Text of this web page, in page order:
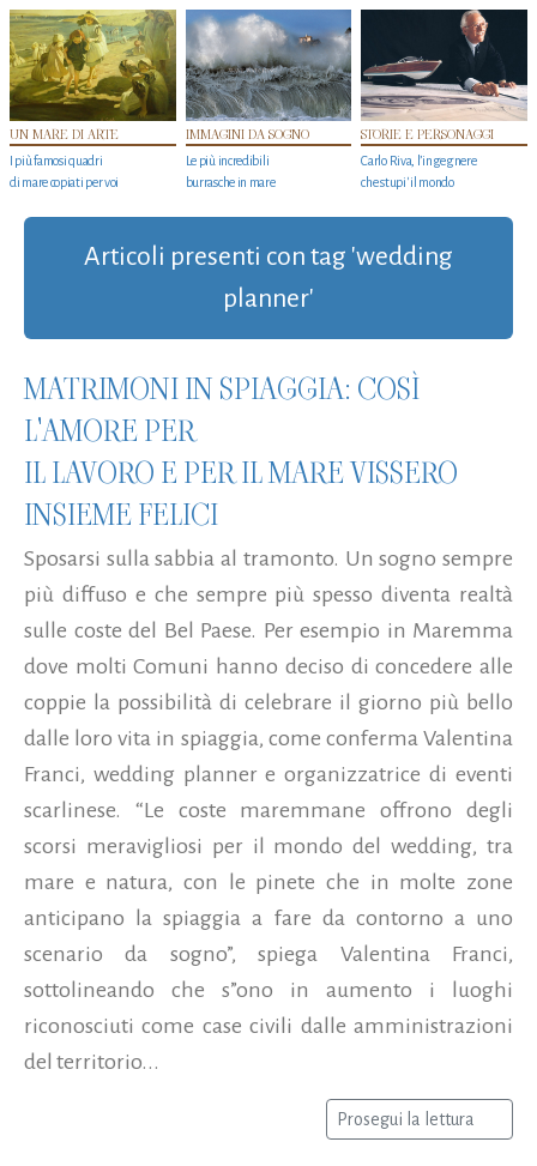
UN MARE DI ARTE
I più famosi quadri
di mare copiati per voi
IMMAGINI DA SOGNO
Le più incredibili
burrasche in mare
STORIE E PERSONAGGI
Carlo Riva, l’ingegnere
che stupi' il mondo
Articoli presenti con tag 'wedding
planner'
MATRIMONI IN SPIAGGIA: COSÌ
L'AMORE PER
IL LAVORO E PER IL MARE VISSERO
INSIEME FELICI
Sposarsi sulla sabbia al tramonto. Un sogno sempre
più diffuso e che sempre più spesso diventa realtà
sulle coste del Bel Paese. Per esempio in Maremma
dove molti Comuni hanno deciso di concedere alle
coppie la possibilità di celebrare il giorno più bello
dalle loro vita in spiaggia, come conferma Valentina
Franci, wedding planner e organizzatrice di eventi
scarlinese. “Le coste maremmane offrono degli
scorsi meravigliosi per il mondo del wedding, tra
mare e natura, con le pinete che in molte zone
anticipano la spiaggia a fare da contorno a uno
scenario da sogno”, spiega Valentina Franci,
sottolineando che s”ono in aumento i luoghi
riconosciuti come case civili dalle amministrazioni
del territorio...
Prosegui la lettura